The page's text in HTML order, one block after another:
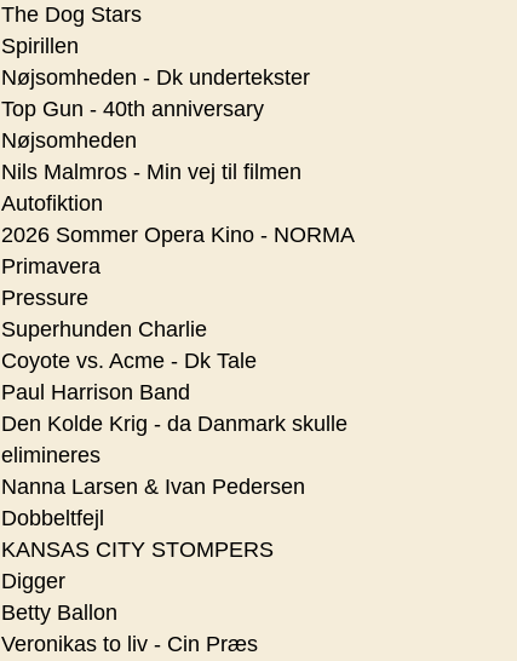
The Dog Stars
Spirillen
Nøjsomheden - Dk undertekster
Top Gun - 40th anniversary
Nøjsomheden
Nils Malmros - Min vej til filmen
Autofiktion
2026 Sommer Opera Kino - NORMA
Primavera
Pressure
Superhunden Charlie
Coyote vs. Acme - Dk Tale
Paul Harrison Band
Den Kolde Krig - da Danmark skulle
elimineres
Nanna Larsen & Ivan Pedersen
Dobbeltfejl
KANSAS CITY STOMPERS
Digger
Betty Ballon
Veronikas to liv - Cin Præs